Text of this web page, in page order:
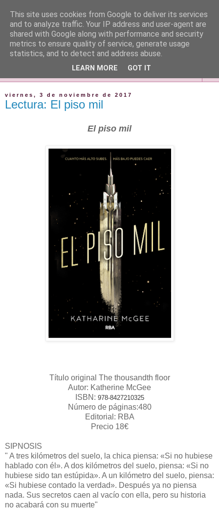
viernes, 3 de noviembre de 2017
Lectura: El piso mil
El piso mil
Título original The thousandth floor
Autor: Katherine McGee
ISBN: 978-8427210325
Número de páginas:480
Editorial: RBA
Precio 18€
SIPNOSIS
" A tres kilómetros del suelo, la chica piensa: «Si no hubiese
hablado con él». A dos kilómetros del suelo, piensa: «Si no
hubiese sido tan estúpida». A un kilómetro del suelo, piensa:
«Si hubiese contado la verdad». Después ya no piensa
nada. Sus secretos caen al vacío con ella, pero su historia
no acabará con su muerte"
This site uses cookies from Google to deliver its services
and to analyze traffic. Your IP address and user-agent are
shared with Google along with performance and security
metrics to ensure quality of service, generate usage
statistics, and to detect and address abuse.
LEARN MORE GOT IT